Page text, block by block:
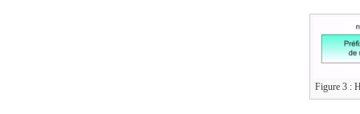
Figure 3 :